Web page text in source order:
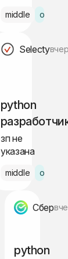
middle офис
Selecty
python
зп не
указана
middle офис
Сбер
python